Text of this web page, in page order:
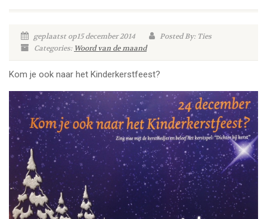
geplaatst op15 december 2014
Posted By: Ties
Categories: Woord van de maand
Kom je ook naar het Kinderkerstfeest?